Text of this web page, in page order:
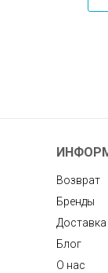
Возврат
Бренды
Блог
О нас